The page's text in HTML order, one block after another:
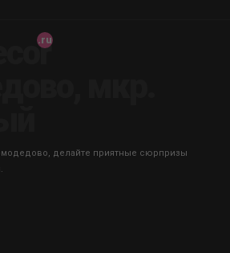
делайте приятные сюрпризы